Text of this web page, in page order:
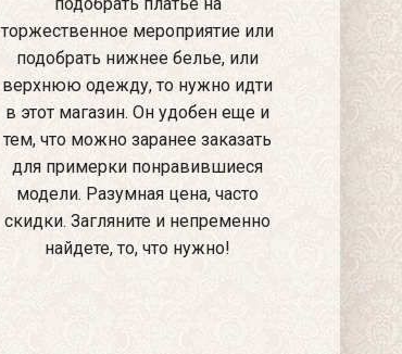
торжественное мероприятие или
подобрать нижнее белье, или
верхнюю одежду, то нужно идти
в этот магазин. Он удобен еще и
тем, что можно заранее заказать
для примерки понравившиеся
модели. Разумная цена, часто
скидки. Загляните и непременно
найдете, то, что нужно!